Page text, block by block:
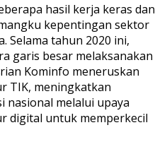
hasil kerja keras dan
kepentingan sektor
Selama tahun 2020 ini,
garis besar melaksanakan
Kominfo meneruskan
TIK, meningkatkan
nasional melalui upaya
digital untuk memperkecil